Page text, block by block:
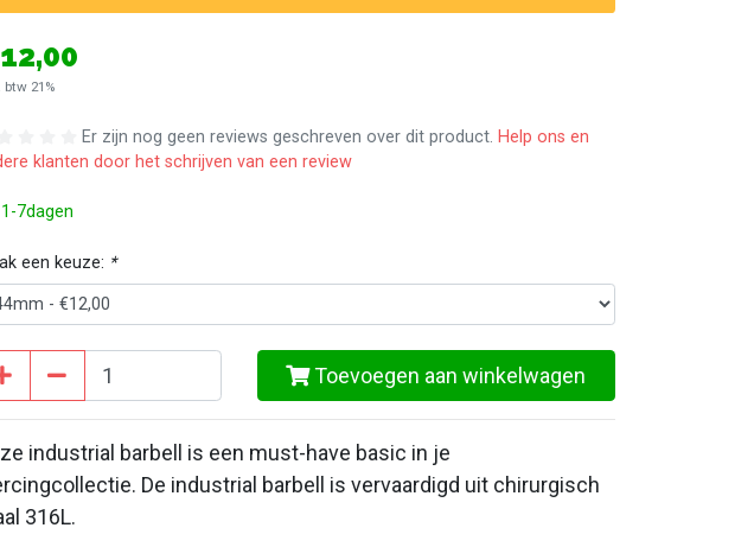
btw 21%
Er zijn nog geen reviews geschreven over dit product. Help ons en
klanten door het schrijven van een review
1-7dagen
een keuze: *
Toevoegen aan winkelwagen
industrial barbell is een must-have basic in je
De industrial barbell is vervaardigd uit chirurgisch
316L.